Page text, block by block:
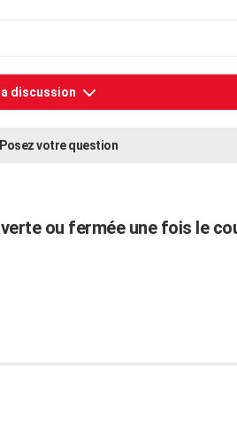
discussion
Posez votre question
ou fermée une fois le